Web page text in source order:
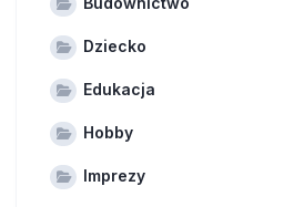
Dziecko
Edukacja
Hobby
Imprezy